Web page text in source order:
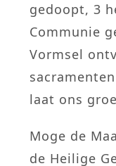
gedoopt, 3
Communie
Vormsel
laat ons
Moge de
de Heilige